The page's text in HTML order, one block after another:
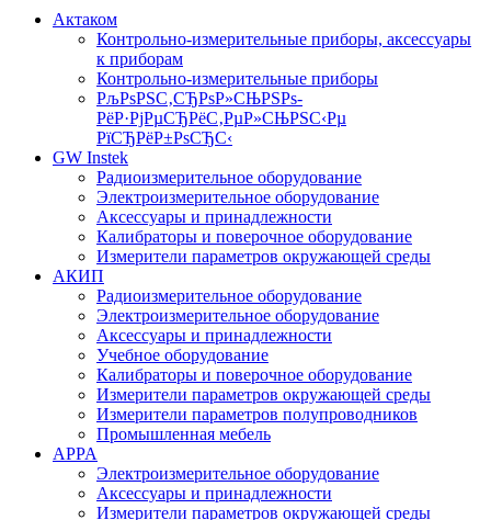
Актаком
Контрольно-измерительные приборы, аксессуары
к приборам
Контрольно-измерительные приборы
РљРѕРЅС‚СЂРѕР»СЊРЅРѕ-
РёР·РјРµСЂРёС‚РµР»СЊРЅС‹Рµ
РїСЂРёР±РѕСЂС‹
GW Instek
Радиоизмерительное оборудование
Электроизмерительное оборудование
Аксессуары и принадлежности
Калибраторы и поверочное оборудование
Измерители параметров окружающей среды
АКИП
Радиоизмерительное оборудование
Электроизмерительное оборудование
Аксессуары и принадлежности
Учебное оборудование
Калибраторы и поверочное оборудование
Измерители параметров окружающей среды
Измерители параметров полупроводников
Промышленная мебель
APPA
Электроизмерительное оборудование
Аксессуары и принадлежности
Измерители параметров окружающей среды